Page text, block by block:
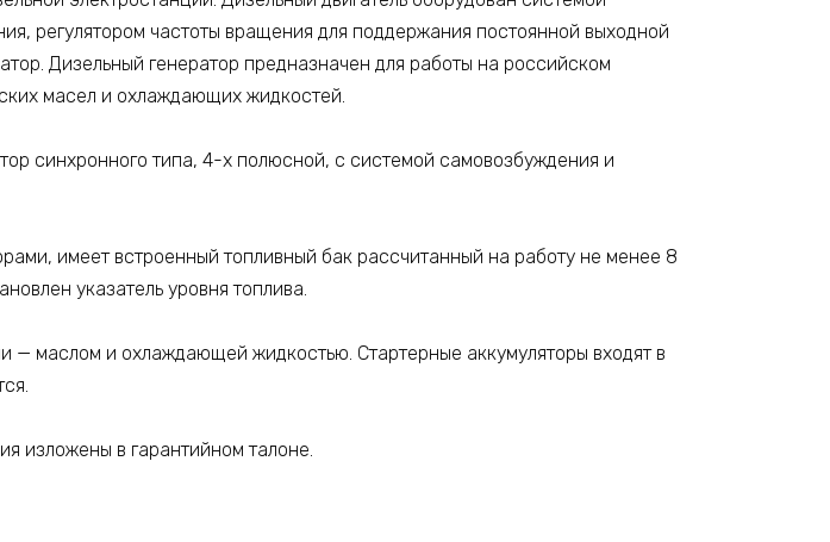
регулятором частоты вращения для поддержания постоянной выходной
Дизельный генератор предназначен для работы на российском
масел и охлаждающих жидкостей.
синхронного типа, 4-х полюсной, с системой самовозбуждения и
имеет встроенный топливный бак рассчитанный на работу не менее 8
указатель уровня топлива.
— маслом и охлаждающей жидкостью. Стартерные аккумуляторы входят в
изложены в гарантийном талоне.